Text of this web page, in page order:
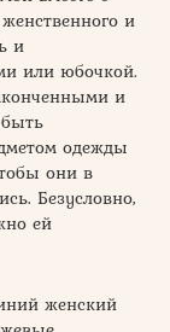
и
и
или юбочкой.
и
одежды
они в
Безусловно,
ей
женский